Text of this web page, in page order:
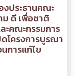
ประธานคณะ
ดี เพื่อชาติ
ะคณะกรรมการ
โครงการบูรณา
การแก้ไข